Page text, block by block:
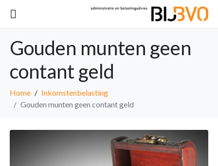
Gouden munten geen
contant geld
Home
Inkomstenbelasting
Gouden munten geen contant geld